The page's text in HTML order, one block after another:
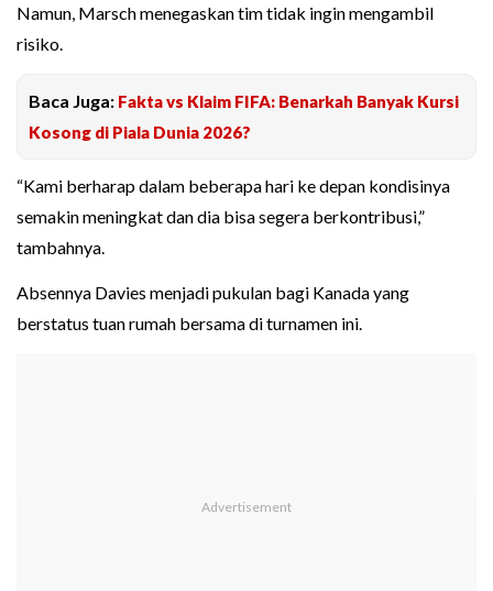
Namun, Marsch menegaskan tim tidak ingin mengambil
risiko.
Baca Juga: Fakta vs Klaim FIFA: Benarkah Banyak Kursi
Kosong di Piala Dunia 2026?
“Kami berharap dalam beberapa hari ke depan kondisinya
semakin meningkat dan dia bisa segera berkontribusi,”
tambahnya.
Absennya Davies menjadi pukulan bagi Kanada yang
berstatus tuan rumah bersama di turnamen ini.